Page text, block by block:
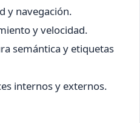
y navegación.
y velocidad.
semántica y etiquetas
internos y externos.